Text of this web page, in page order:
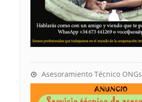
Asesoramiento Técnico ONGs